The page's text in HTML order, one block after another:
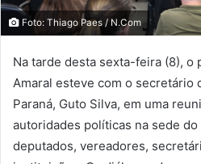
Foto: Thiago Paes / N.Com
Na tarde desta sexta-feira (8), o
Amaral esteve com o secretário
Paraná, Guto Silva, em uma
autoridades políticas na sede
deputados, vereadores,